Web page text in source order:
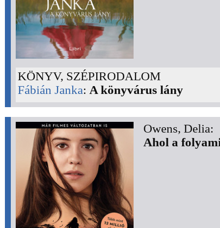
KÖNYV, SZÉPIRODALOM
Fábián Janka: A könyvárus lány
Owens, Delia:
Ahol a